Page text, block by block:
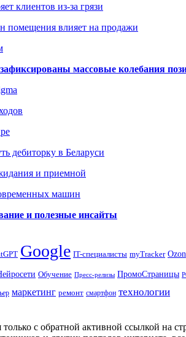
клиентов из-за грязи
помещения влияет на продажи
массовые колебания
дебиторку в Беларуси
и приемной
машин
и полезные инсайты
Google IT-специалисты myTracker Ozon
Обучение Пресс-релизы ПромоСтраницы
маркетинг ремонт смартфон технологии
с обратной активной ссылкой на